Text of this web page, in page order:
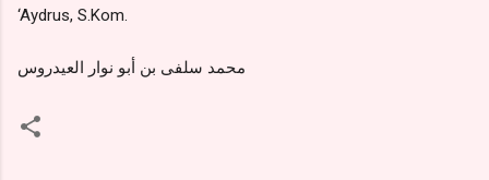
‘Aydrus, S.Kom.
محمد سلفى بن أبو نوار العيدروس